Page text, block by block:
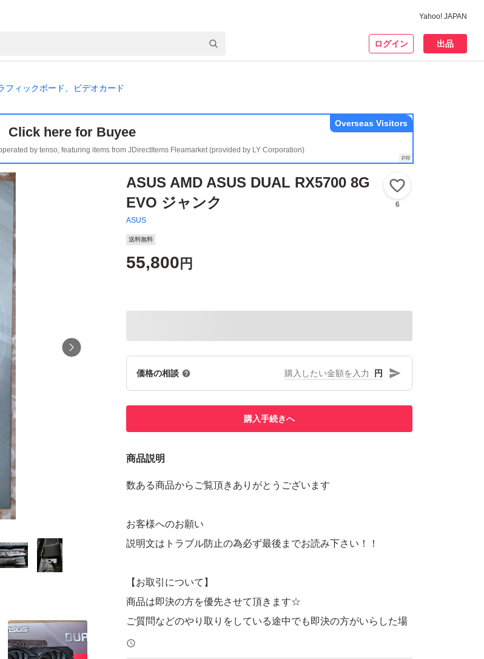
Yahoo! JAPAN
ログイン 出品
フィックボード、ビデオカード
Click here for Buyee
by tenso, featuring items from JDirectItems Fleamarket (provided by LY Corporation)
Overseas Visitors
ASUS AMD ASUS DUAL RX5700 8G
EVO ジャンク
ASUS
6
送料無料
55,800 円
価格の相談 円
購入手続きへ
商品説明
数ある商品からご覧頂きありがとうございます
お客様へのお願い
説明文はトラブル防止の為必ず最後までお読み下さい！！
【お取引について】
商品は即決の方を優先させて頂きます☆
ご質問などのやり取りをしている途中でも即決の方がいらした場
合には即決の方優先となりますのでその点はご了承下さい。